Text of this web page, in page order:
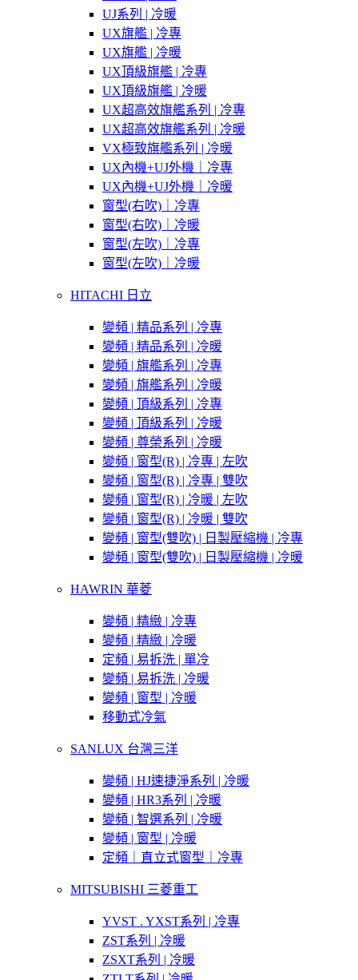
UJ系列 | 冷暖
UX旗艦 | 冷專
UX旗艦 | 冷暖
UX頂級旗艦 | 冷專
UX頂級旗艦 | 冷暖
UX超高效旗艦系列 | 冷專
UX超高效旗艦系列 | 冷暖
VX極致旗艦系列 | 冷暖
UX內機+UJ外機｜冷專
UX內機+UJ外機｜冷暖
窗型(右吹)｜冷專
窗型(右吹)｜冷暖
窗型(左吹)｜冷專
窗型(左吹)｜冷暖
HITACHI 日立
變頻 | 精品系列 | 冷專
變頻 | 精品系列 | 冷暖
變頻 | 旗艦系列 | 冷專
變頻 | 旗艦系列 | 冷暖
變頻 | 頂級系列 | 冷專
變頻 | 頂級系列 | 冷暖
變頻 | 尊榮系列 | 冷暖
變頻 | 窗型(R) | 冷專 | 左吹
變頻 | 窗型(R) | 冷專 | 雙吹
變頻 | 窗型(R) | 冷暖 | 左吹
變頻 | 窗型(R) | 冷暖 | 雙吹
變頻 | 窗型(雙吹) | 日製壓縮機 | 冷專
變頻 | 窗型(雙吹) | 日製壓縮機 | 冷暖
HAWRIN 華菱
變頻 | 精緻 | 冷專
變頻 | 精緻 | 冷暖
定頻 | 易拆洗 | 單冷
變頻 | 易拆洗 | 冷暖
變頻 | 窗型 | 冷暖
移動式冷氣
SANLUX 台灣三洋
變頻 | HJ速捷淨系列 | 冷暖
變頻 | HR3系列 | 冷暖
變頻 | 智選系列 | 冷暖
變頻 | 窗型 | 冷暖
定頻｜直立式窗型｜冷專
MITSUBISHI 三菱重工
YVST . YXST系列 | 冷專
ZST系列 | 冷暖
ZSXT系列 | 冷暖